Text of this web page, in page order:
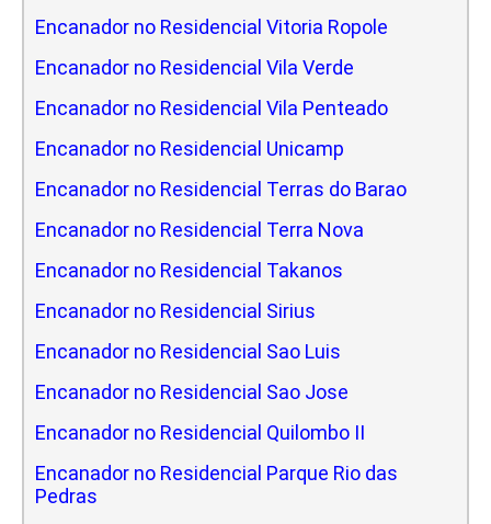
Encanador no Residencial Vitoria Ropole
Encanador no Residencial Vila Verde
Encanador no Residencial Vila Penteado
Encanador no Residencial Unicamp
Encanador no Residencial Terras do Barao
Encanador no Residencial Terra Nova
Encanador no Residencial Takanos
Encanador no Residencial Sirius
Encanador no Residencial Sao Luis
Encanador no Residencial Sao Jose
Encanador no Residencial Quilombo II
Encanador no Residencial Parque Rio das
Pedras